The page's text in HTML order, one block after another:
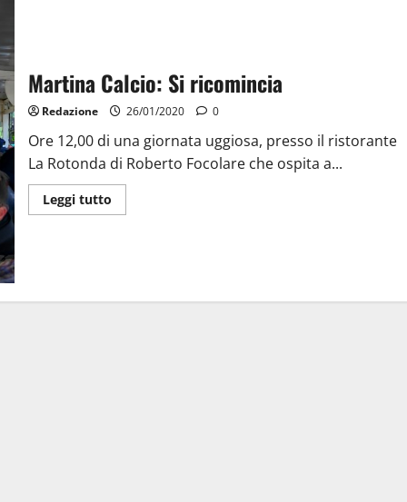
Martina Calcio: Si ricomincia
Redazione 26/01/2020 0
Ore 12,00 di una giornata uggiosa, presso il ristorante
La Rotonda di Roberto Focolare che ospita a...
Leggi tutto